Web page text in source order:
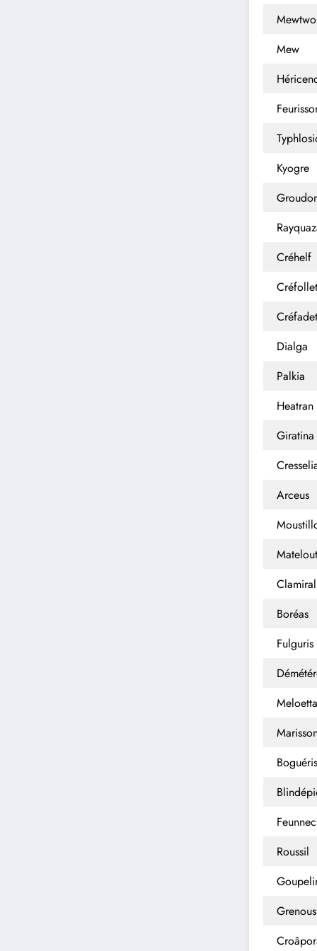
Mewtwo
Mew
Kyogre
Créhelf
Créfollet
Créfadet
Dialga
Palkia
Heatran
Giratina
Arceus
Clamiral
Boréas
Fulguris
Meloetta
Feunnec
Roussil